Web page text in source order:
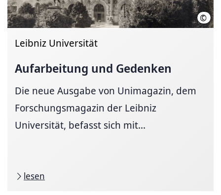
©
Leibniz Universität
Aufarbeitung und Gedenken
Die neue Ausgabe von Unimagazin, dem
Forschungsmagazin der Leibniz
Universität, befasst sich mit...
lesen